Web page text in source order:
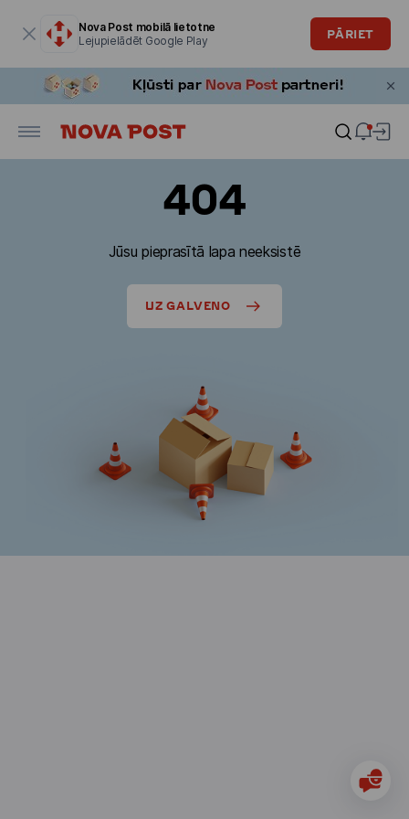
Nova Post mobilā lietotne
Lejupielādēt Google Play
PĀRIET
404
Jūsu pieprasītā lapa neeksistē
UZ GALVENO